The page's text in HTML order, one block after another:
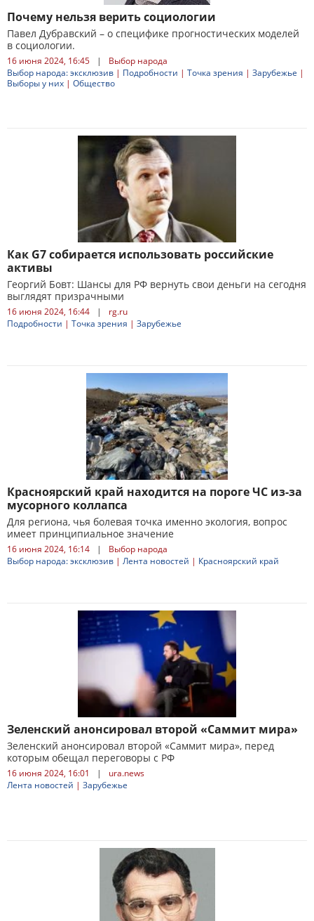
Почему нельзя верить социологии
Павел Дубравский – о специфике прогностических моделей
в социологии.
16 июня 2024, 16:45 |
Выбор народа
Выбор народа: эксклюзив | Подробности | Точка зрения | Зарубежье |
Выборы у них | Общество
Как G7 собирается использовать российские
активы
Георгий Бовт: Шансы для РФ вернуть свои деньги на сегодня
выглядят призрачными
16 июня 2024, 16:44 |
rg.ru
Подробности | Точка зрения | Зарубежье
Красноярский край находится на пороге ЧС из-за
мусорного коллапса
Для региона, чья болевая точка именно экология, вопрос
имеет принципиальное значение
16 июня 2024, 16:14 |
Выбор народа
Выбор народа: эксклюзив | Лента новостей | Красноярский край
Зеленский анонсировал второй «Саммит мира»
Зеленский анонсировал второй «Саммит мира», перед
которым обещал переговоры с РФ
16 июня 2024, 16:01 |
ura.news
Лента новостей | Зарубежье